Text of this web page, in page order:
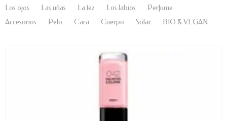
Los ojos Las uñas La tez Los labios
Perfume
Accesorios
Pelo Cara Cuerpo Solar BIO & VEGAN